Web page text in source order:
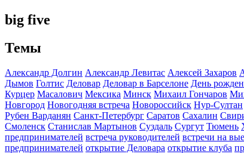
big five
Темы
Александр Долгин Александр Левитас Алексей Захаров
Дымов Голтис Деловар Деловар в Барселоне День
Курцер Масалович Мексика Минск Михаил Гончаров
Новгород Новогодняя встреча Новороссийск Нур-Султан
Рубен Варданян Санкт-Петербург Саратов Сахалин
Смоленск Станислав Мартынов Суздаль Сургут Тюмень
предпринимателей встреча руководителей встречи на
предпринимателей открытие Деловара открытие клуба